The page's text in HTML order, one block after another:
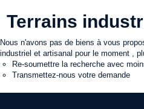
Terrains
Nous n'avons pas de biens à vous
industriel et artisanal pour le moment ,
Re-soumettre la recherche avec
Transmettez-nous votre demande